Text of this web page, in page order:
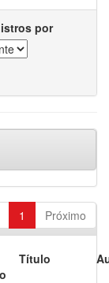
por
1 Próximo
Título